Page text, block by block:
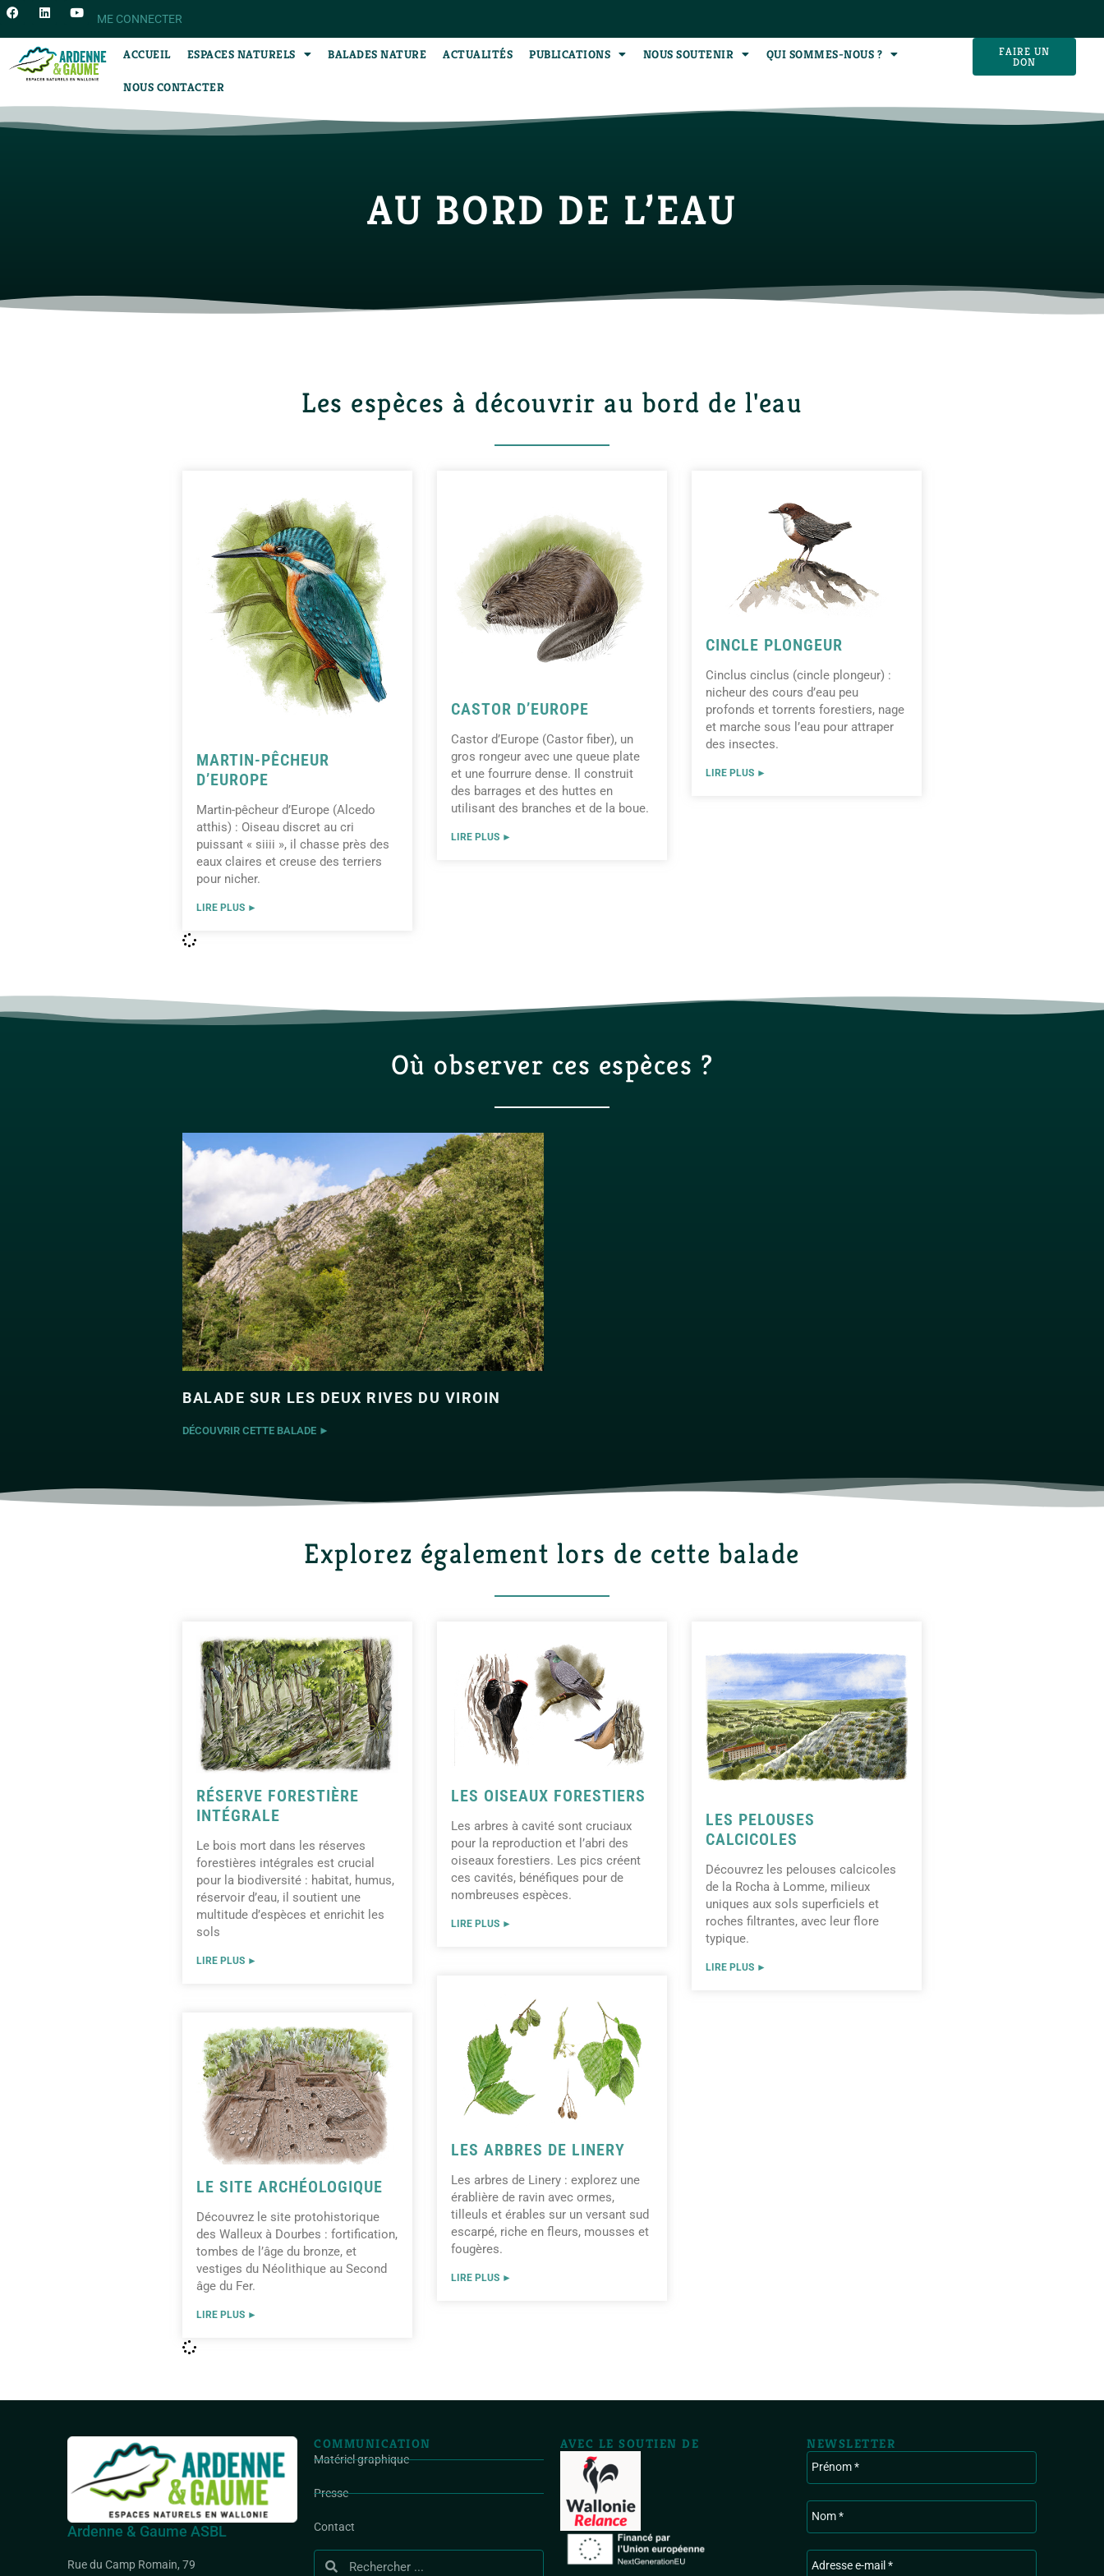
ME CONNECTER
ACCUEIL ESPACES NATURELS BALADES NATURE ACTUALITÉS PUBLICATIONS NOUS SOUTENIR QUI SOMMES-NOUS ?
NOUS CONTACTER
FAIRE UN
DON
AU BORD DE L’EAU
Les espèces à découvrir au bord de l'eau
MARTIN-PÊCHEUR
D’EUROPE
Martin-pêcheur d’Europe (Alcedo
atthis) : Oiseau discret au cri
puissant « siiii », il chasse près des
eaux claires et creuse des terriers
pour nicher.
LIRE PLUS ►
CASTOR D’EUROPE
Castor d’Europe (Castor fiber), un
gros rongeur avec une queue plate
et une fourrure dense. Il construit
des barrages et des huttes en
utilisant des branches et de la boue.
LIRE PLUS ►
CINCLE PLONGEUR
Cinclus cinclus (cincle plongeur) :
nicheur des cours d’eau peu
profonds et torrents forestiers, nage
et marche sous l’eau pour attraper
des insectes.
LIRE PLUS ►
Où observer ces espèces ?
BALADE SUR LES DEUX RIVES DU VIROIN
DÉCOUVRIR CETTE BALADE ►
Explorez également lors de cette balade
RÉSERVE FORESTIÈRE
INTÉGRALE
Le bois mort dans les réserves
forestières intégrales est crucial
pour la biodiversité : habitat, humus,
réservoir d’eau, il soutient une
multitude d’espèces et enrichit les
sols
LIRE PLUS ►
LES OISEAUX FORESTIERS
Les arbres à cavité sont cruciaux
pour la reproduction et l’abri des
oiseaux forestiers. Les pics créent
ces cavités, bénéfiques pour de
nombreuses espèces.
LIRE PLUS ►
LES PELOUSES
CALCICOLES
Découvrez les pelouses calcicoles
de la Rocha à Lomme, milieux
uniques aux sols superficiels et
roches filtrantes, avec leur flore
typique.
LIRE PLUS ►
LE SITE ARCHÉOLOGIQUE
Découvrez le site protohistorique
des Walleux à Dourbes : fortification,
tombes de l’âge du bronze, et
vestiges du Néolithique au Second
âge du Fer.
LIRE PLUS ►
LES ARBRES DE LINERY
Les arbres de Linery : explorez une
érablière de ravin avec ormes,
tilleuls et érables sur un versant sud
escarpé, riche en fleurs, mousses et
fougères.
LIRE PLUS ►
Ardenne & Gaume ASBL
Rue du Camp Romain, 79
COMMUNICATION
Matériel graphique
Presse
Contact
AVEC LE SOUTIEN DE NEWSLETTER